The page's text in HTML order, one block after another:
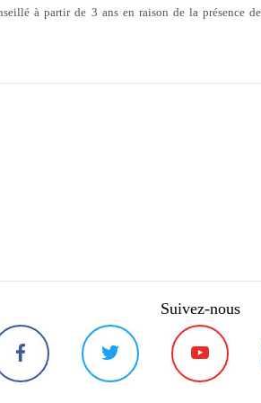
à partir de 3 ans en raison de la présence
Suivez-nous